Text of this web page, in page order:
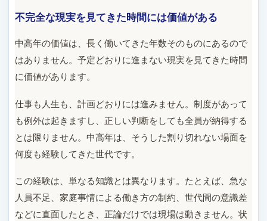
不完全な現実を見てきた時間には価値がある
中高年の価値は、長く働いてきた年数そのものにあるので
はありません。予定どおりに進まない現実を見てきた時間
に価値があります。
仕事も人生も、計画どおりには進みません。制度があって
も例外は起きますし、正しい判断をしても全員が納得する
とは限りません。中高年は、そうした割り切れない場面を
何度も経験してきた世代です。
この経験は、単なる知識とは異なります。たとえば、急な
人員不足、家庭事情による働き方の制約、世代間の意識差
などに直面したとき、正論だけでは現場は動きません。状